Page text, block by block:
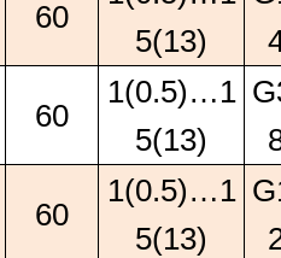
60
5(13)
60
1(0.5)…1
5(13)
60
1(0.5)…1
5(13)